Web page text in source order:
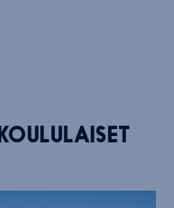
KOULULAISET